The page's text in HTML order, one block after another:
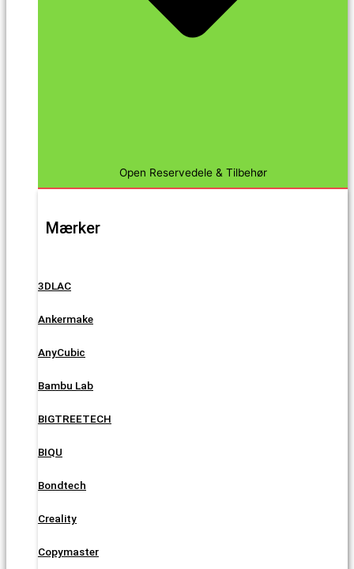
Open Reservedele & Tilbehør
Mærker
3DLAC
Ankermake
AnyCubic
Bambu Lab
BIGTREETECH
BIQU
Bondtech
Creality
Copymaster